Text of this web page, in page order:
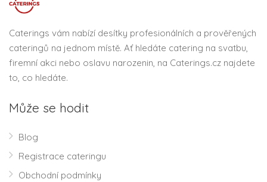
Caterings vám nabízí desítky profesionálních a prověřených
cateringů na jednom místě. Ať hledáte catering na svatbu,
firemní akci nebo oslavu narozenin, na Caterings.cz najdete
to, co hledáte.
Může se hodit
Blog
Registrace cateringu
Obchodní podmínky